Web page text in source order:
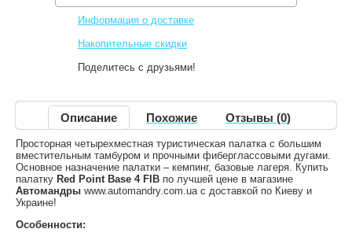
Информация о доставке
Накопительные скидки
Поделитесь с друзьями!
Описание Похожие Отзывы (0)
Просторная четырехместная туристическая палатка с большим
вместительным тамбуром и прочными фиберглассовыми дугами.
Основное назначение палатки – кемпинг, базовые лагеря. Купить
палатку Red Point Base 4 FIB по лучшей цене в магазине
Автомандры www.automandry.com.ua с доставкой по Киеву и
Украине!
Особенности: